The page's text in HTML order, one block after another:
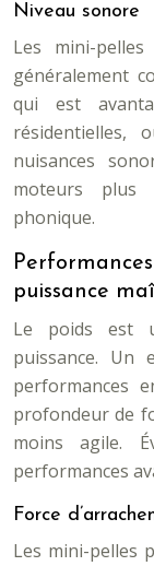
Niveau sonore
Les mini-
généralement
qui est
résidentielles,
nuisances
moteurs plus
phonique.
puissance
Le poids est
puissance. Un
performances
profondeur de
moins agile.
performances
Force
Les mini-pelles